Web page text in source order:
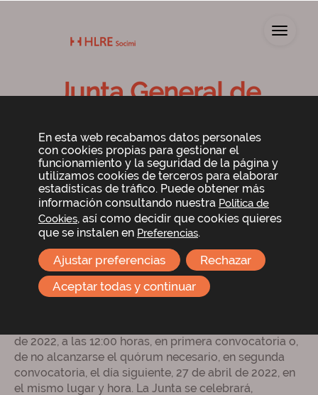
Junta General de
El Consejo de Administración de Lar España Real
Estate SOCIMI, S.A. ha acordado convocar a los
señores accionistas a laJunta General ordinaria de
de 2022, a las 12:00 horas, en primera convocatoria o,
de no alcanzarse el quórum necesario, en segunda
convocatoria, el día siguiente, 27 de abril de 2022, en
el mismo lugar y hora. La Junta se celebrará,
En esta web recabamos datos personales
con cookies propias para gestionar el
funcionamiento y la seguridad de la página y
utilizamos cookies de terceros para elaborar
estadísticas de tráfico. Puede obtener más
información consultando nuestra Política de
Cookies, así como decidir que cookies quieres
que se instalen en Preferencias.
Aceptar todas y continuar
Rechazar
Ajustar preferencias